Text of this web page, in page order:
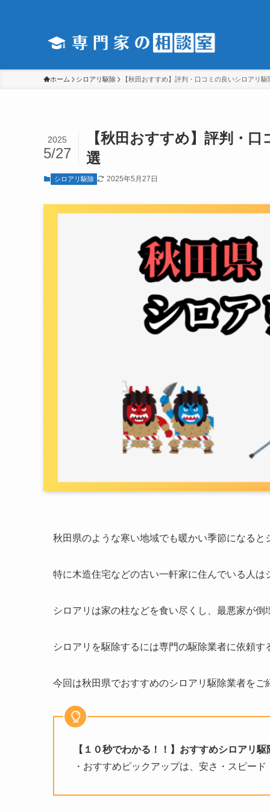
ホーム シロアリ駆除 【秋田おすすめ】評判・口コミの良いシロアリ
【秋田おすすめ】評判・
選
2025
5/27
シロアリ駆除 2025年5月27日
秋田県のような寒い地域でも暖かい季節になると
特に木造住宅などの古い一軒家に住んでいる人
シロアリは家の柱などを食い尽くし、最悪家が
シロアリを駆除するには専門の駆除業者に依頼す
今回は秋田県でおすすめのシロアリ駆除業者をご
【１０秒でわかる！！】おすすめシロアリ駆
・おすすめピックアップは、安さ・スピー